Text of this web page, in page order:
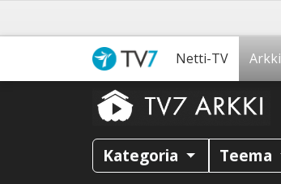
Netti-TV Arkki
Kategoria Teema